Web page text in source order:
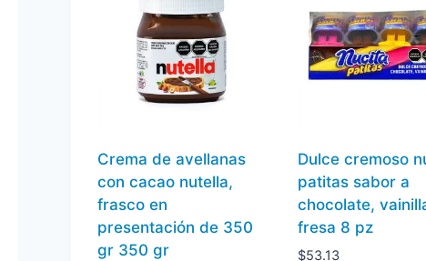
Crema de avellanas
con cacao nutella,
frasco en
presentación de 350
gr 350 gr
Dulce cremoso
patitas sabor a
chocolate,
fresa 8 pz
$53.13